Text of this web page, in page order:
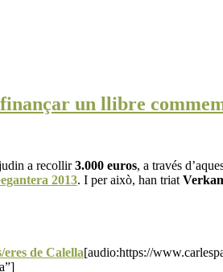
un llibre
a recollir3.000 euros, a través
2013. I per això, han triat
de Calella[audio:https://